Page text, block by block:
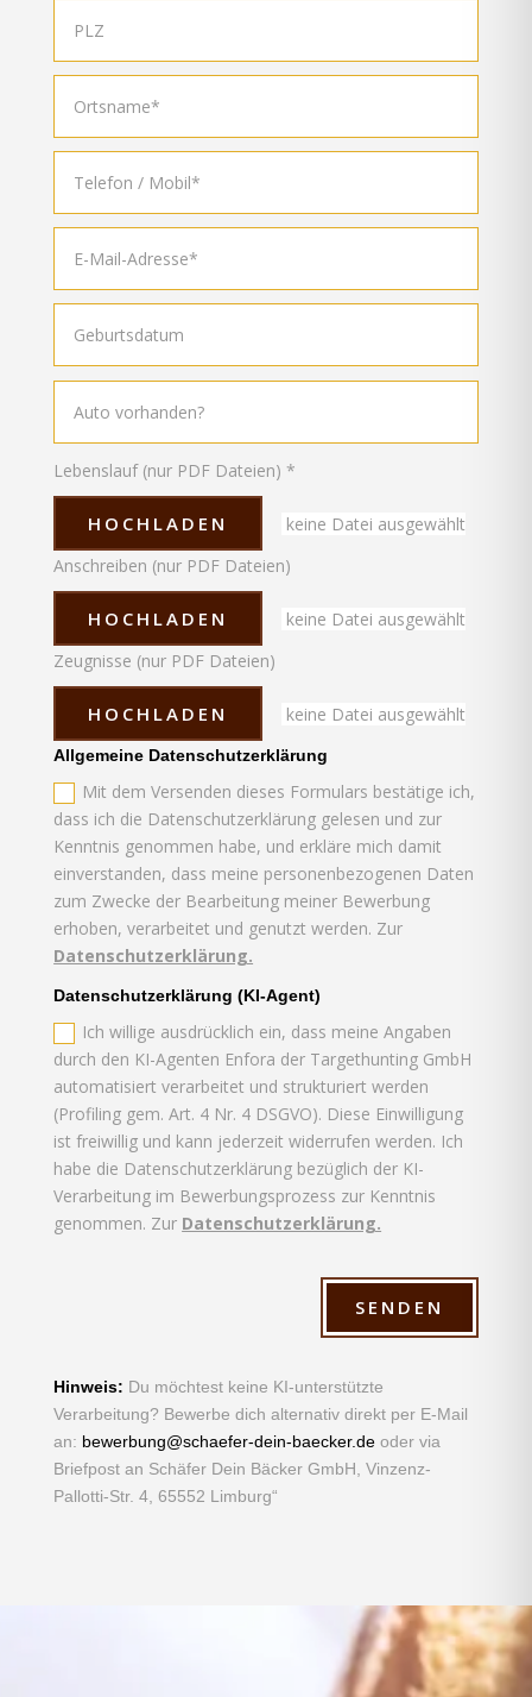
Lebenslauf (nur PDF Dateien) *
HOCHLADEN
keine Datei ausgewählt
Anschreiben (nur PDF Dateien)
HOCHLADEN
keine Datei ausgewählt
Zeugnisse (nur PDF Dateien)
HOCHLADEN keine Datei ausgewählt
Allgemeine Datenschutzerklärung
Mit dem Versenden dieses Formulars bestätige ich,
dass ich die Datenschutzerklärung gelesen und zur
Kenntnis genommen habe, und erkläre mich damit
einverstanden, dass meine personenbezogenen Daten
zum Zwecke der Bearbeitung meiner Bewerbung
erhoben, verarbeitet und genutzt werden. Zur
Datenschutzerklärung.
Datenschutzerklärung (KI-Agent)
Ich willige ausdrücklich ein, dass meine Angaben
durch den KI-Agenten Enfora der Targethunting GmbH
automatisiert verarbeitet und strukturiert werden
(Profiling gem. Art. 4 Nr. 4 DSGVO). Diese Einwilligung
ist freiwillig und kann jederzeit widerrufen werden. Ich
habe die Datenschutzerklärung bezüglich der KI-
Verarbeitung im Bewerbungsprozess zur Kenntnis
genommen. Zur Datenschutzerklärung.
SENDEN
Hinweis: Du möchtest keine KI-unterstützte
Verarbeitung? Bewerbe dich alternativ direkt per E-Mail
an: bewerbung@schaefer-dein-baecker.deoder via
Briefpost an Schäfer Dein Bäcker GmbH, Vinzenz-
Pallotti-Str. 4, 65552 Limburg“